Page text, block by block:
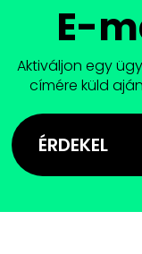
E-
Aktiváljon egy
címére küld
ÉRDEKEL